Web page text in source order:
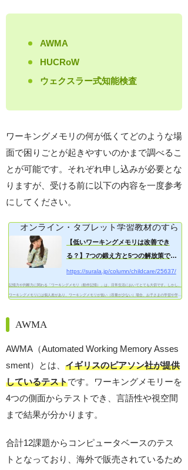
AWMA
HUCRoW
ウェクスラー式知能検査
ワーキングメモリの何が低くてどのような場
面で困りごとが起きやすいのかまで調べるこ
とが可能です。それぞれ申し込みが必要とな
りますが、受ける前に以下の内容を一度参考
にしてください。
オンライン・タブレット学習教材のすらら
【低いワーキングメモリは改善でき
る？】7つの鍛え方と5つの解放策で
子...
https://surala.jp/column/childcare/25637/
記憶力や判断力に関わる「ワーキングメモリ（動作記憶）」は、日常生活においてとても大切です。しかし、
ワーキングメモリには個人差があり、ワーキングメモリが低い（容量が少ない）場合、お子さまの学習や学
AWMA
AWMA（Automated Working Memory Asses
sment）とは、 イギリスのピアソン社が提供
しているテストです。ワーキングメモリーを
4つの側面からテストでき、言語性や視空間
まで結果が分かります。
合計12課題からコンピュータベースのテス
トとなっており、海外で販売されているため